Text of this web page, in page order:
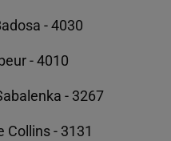
- 4030
- 4010
- 3267
Collins - 3131